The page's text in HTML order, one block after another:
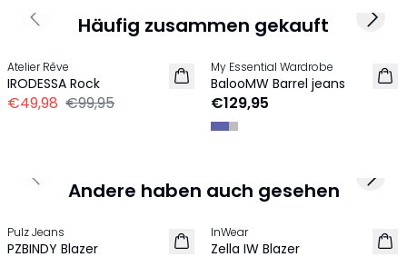
Häufig zusammen gekauft
Atelier Rêve
IRODESSA Rock
€49,98 €99,95
NEU
My Essential Wardrobe
BalooMW Barrel jeans
€129,95
Previous slide Next
Andere haben auch gesehen
NEU
Pulz Jeans
PZBINDY Blazer
InWear
Zella IW Blazer
Previous slide Next